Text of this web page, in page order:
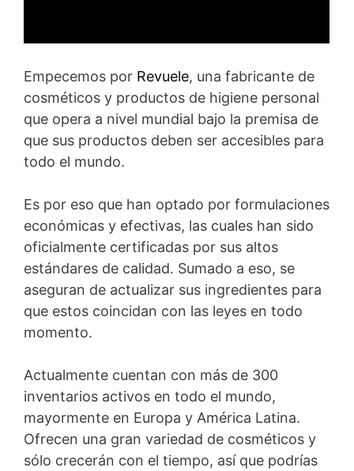
Empecemos por Revuele, una fabricante de
cosméticos y productos de higiene personal
que opera a nivel mundial bajo la premisa de
que sus productos deben ser accesibles para
todo el mundo.
Es por eso que han optado por formulaciones
económicas y efectivas, las cuales han sido
oficialmente certificadas por sus altos
estándares de calidad. Sumado a eso, se
aseguran de actualizar sus ingredientes para
que estos coincidan con las leyes en todo
momento.
Actualmente cuentan con más de 300
inventarios activos en todo el mundo,
mayormente en Europa y América Latina.
Ofrecen una gran variedad de cosméticos y
sólo crecerán con el tiempo, así que podrías